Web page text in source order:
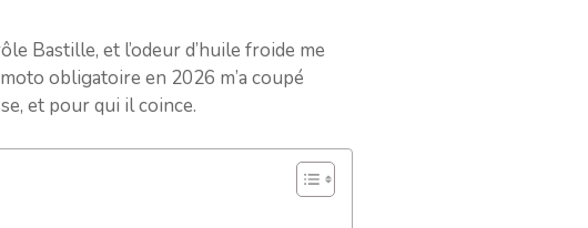
Bastille, et l’odeur d’huile froide me
obligatoire en 2026 m’a coupé
et pour qui il coince.